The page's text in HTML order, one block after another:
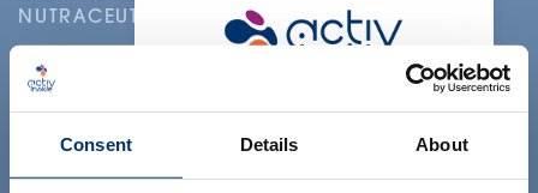
Consent Details About
Merci de sélectionner votre
marché
Global USA
NUTRACEUTICALS